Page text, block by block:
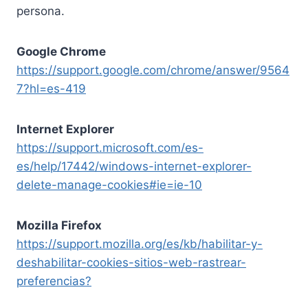
persona.
Google Chrome
https://support.google.com/chrome/answer/9564
7?hl=es-419
Internet Explorer
https://support.microsoft.com/es-
es/help/17442/windows-internet-explorer-
delete-manage-cookies#ie=ie-10
Mozilla Firefox
https://support.mozilla.org/es/kb/habilitar-y-
deshabilitar-cookies-sitios-web-rastrear-
preferencias?